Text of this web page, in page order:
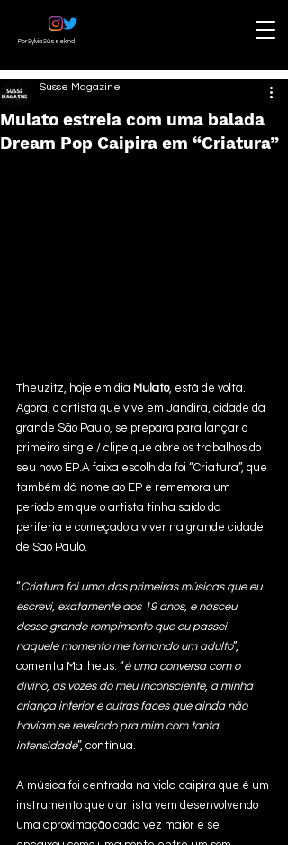
Por Sylvia Süssekind
Mulato estreia com uma balada
Dream Pop Caipira em “Criatura”
Susse Magazine
Theuzitz, hoje em dia Mulato, está de volta.
Agora, o artista que vive em Jandira, cidade da
grande São Paulo, se prepara para lançar o
primeiro single / clipe que abre os trabalhos do
seu novo EP.A faixa escolhida foi “Criatura”, que
também dá nome ao EP e rememora um
período em que o artista tinha saído da
periferia e começado a viver na grande cidade
de São Paulo.
“Criatura foi uma das primeiras músicas que eu
escrevi, exatamente aos 19 anos, e nasceu
desse grande rompimento que eu passei
naquele momento me tornando um adulto”,
comenta Matheus. “é uma conversa com o
divino, as vozes do meu inconsciente, a minha
criança interior e outras faces que ainda não
haviam se revelado pra mim com tanta
intensidade”, contínua.
A música foi centrada na viola caipira que é um
instrumento que o artista vem desenvolvendo
uma aproximação cada vez maior e se